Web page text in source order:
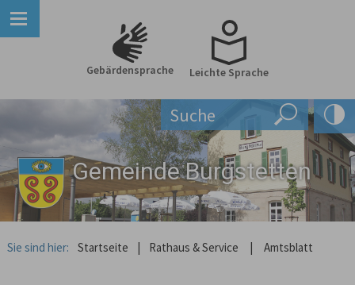
Gebärdensprache Leichte Sprache
Gemeinde Burgstetten
Sie sind hier: Startseite | Rathaus & Service | Amtsblatt